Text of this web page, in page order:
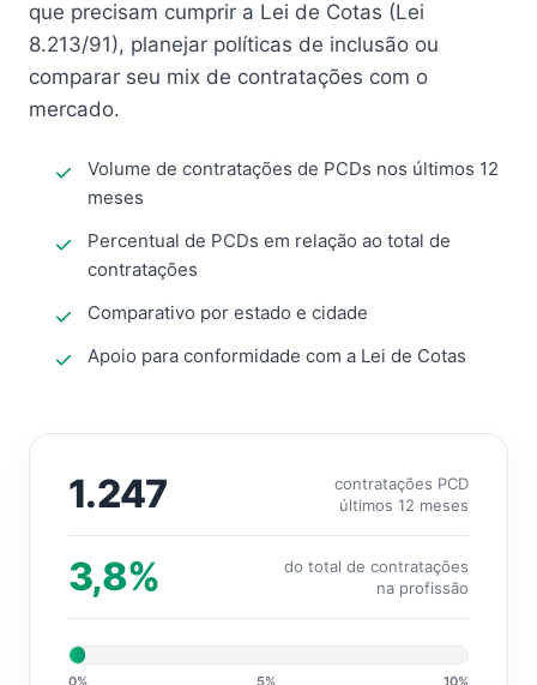
que precisam cumprir a Lei de Cotas (Lei
8.213/91), planejar políticas de inclusão ou
comparar seu mix de contratações com o
mercado.
Volume de contratações de PCDs nos últimos 12
meses
Percentual de PCDs em relação ao total de
contratações
Comparativo por estado e cidade
Apoio para conformidade com a Lei de Cotas
1.247
contratações PCD
últimos 12 meses
3,8%
do total de contratações
na profissão
0% 5% 10%